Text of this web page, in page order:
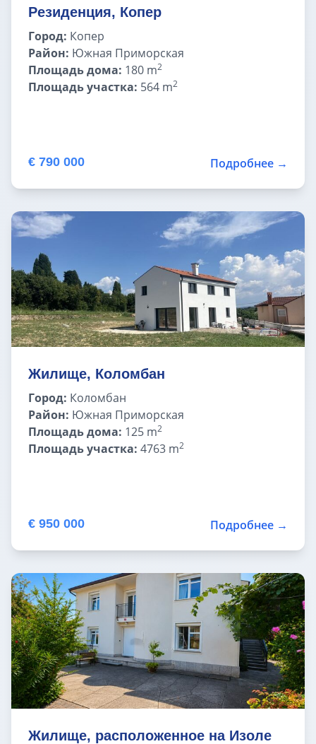
Резиденция, Копер
Город: Копер
Район: Южная Приморская
Площадь дома: 180 m2
Площадь участка: 564 m2
€ 790 000 Подробнее →
Жилище, Коломбан
Город: Коломбан
Район: Южная Приморская
Площадь дома: 125 m2
Площадь участка: 4763 m2
€ 950 000 Подробнее →
Жилище, расположенное на Изоле